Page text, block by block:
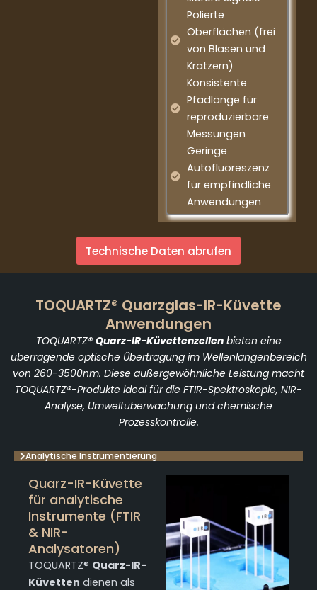
Polierte
Oberflächen (frei
von Blasen und
Kratzern)
Konsistente
Pfadlänge für
reproduzierbare
Messungen
Geringe
Autofluoreszenz
für empfindliche
Anwendungen
Technische Daten abrufen
TOQUARTZ® Quarzglas-IR-Küvette
Anwendungen
TOQUARTZ® Quarz-IR-Küvettenzellenbieten eine
überragende optische Übertragung im Wellenlängenbereich
von 260-3500nm. Diese außergewöhnliche Leistung macht
TOQUARTZ®-Produkte ideal für die FTIR-Spektroskopie, NIR-
Analyse, Umweltüberwachung und chemische
Prozesskontrolle.
Analytische Instrumentierung
Quarz-IR-Küvette
für analytische
Instrumente (FTIR
& NIR-
Analysatoren)
TOQUARTZ® Quarz-IR-
Küvetten dienen als